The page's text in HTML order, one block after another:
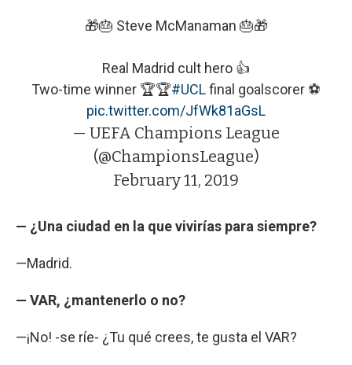
🎁🎂 Steve McManaman 🎂🎁
Real Madrid cult hero 👍
Two-time winner 🏆🏆#UCLfinal goalscorer ⚽️
pic.twitter.com/JfWk81aGsL
— UEFA Champions League
(@ChampionsLeague)
February 11, 2019
— ¿Una ciudad en la que vivirías para siempre?
—Madrid.
— VAR, ¿mantenerlo o no?
—¡No! -se ríe- ¿Tu qué crees, te gusta el VAR?